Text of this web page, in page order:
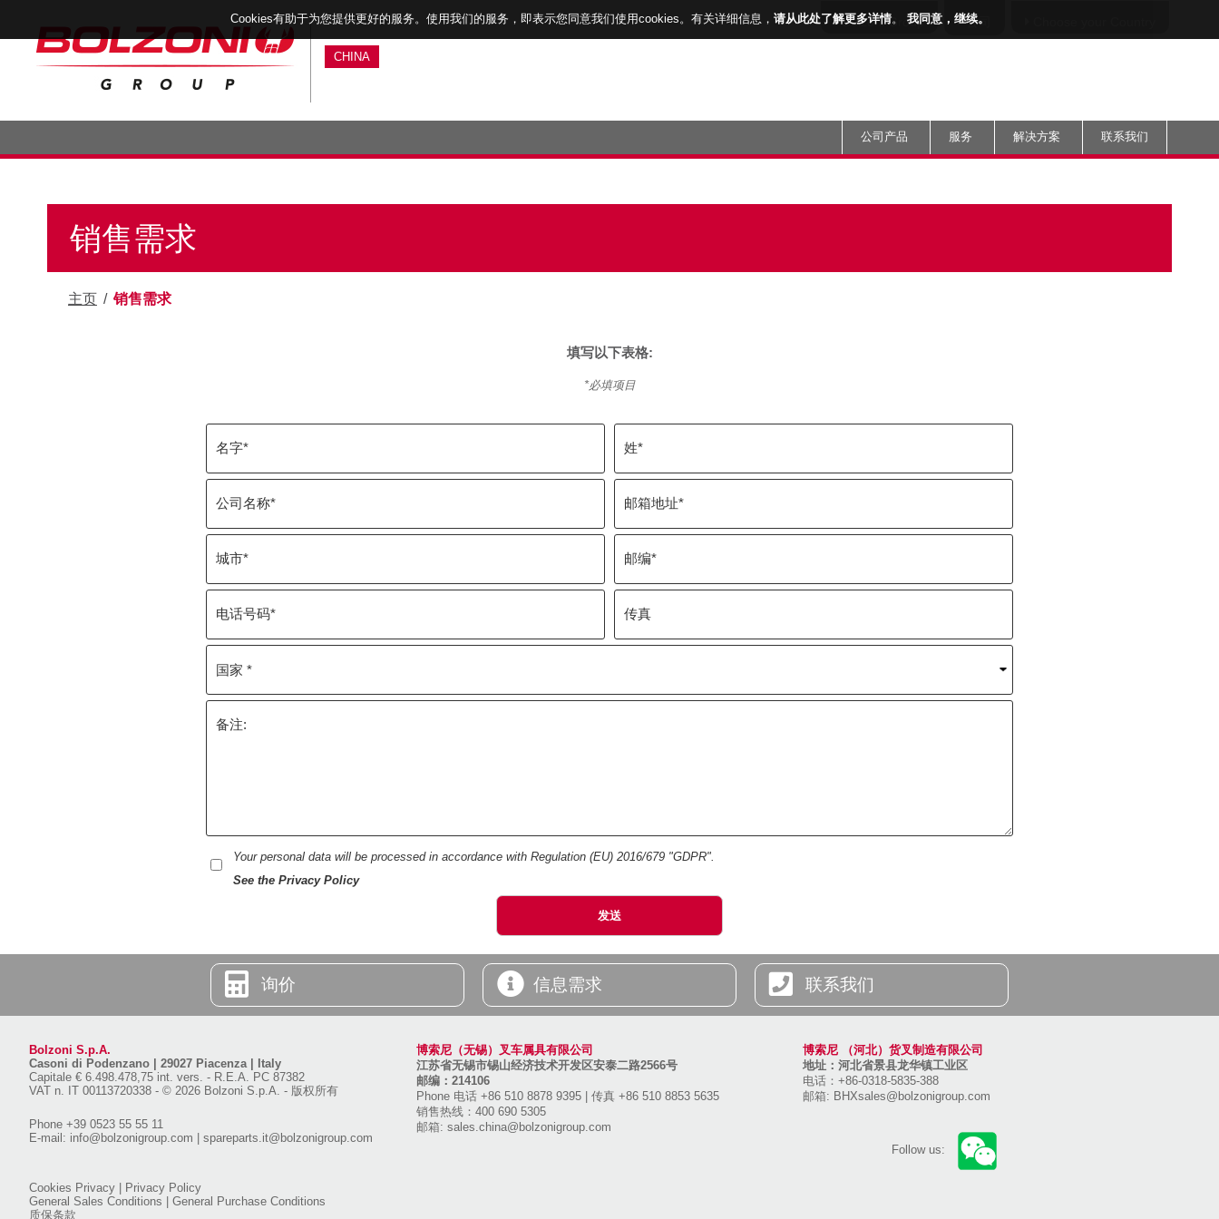
Cookies有助于为您提供更好的服务。使用我们的服务，即表示您同意我们使用cookies。有关详细信息， 请从此处了解更多详情。 我同意，继续。
Bolzoni Group 公司
CHINA
公司产品 服务 解决方案 联系我们
销售需求
主页 / 销售需求
填写以下表格:
*必填项目
Your personal data will be processed in accordance with Regulation (EU) 2016/679 "GDPR".
See the Privacy Policy
询价 信息需求 联系我们
Bolzoni S.p.A.
Casoni di Podenzano
29027 Piacenza | Italy
Capitale € 6.498.478,75 int. vers. - R.E.A. PC 87382
VAT n. IT 00113720338 - © 2026 Bolzoni S.p.A. - 版权所有
Phone +39 0523 55 55 11
E-mail: info@bolzonigroup.com spareparts.it@bolzonigroup.com
Cookies Privacy
Privacy Policy
General Sales Conditions
General Purchase Conditions
质保条款
博索尼（无锡）叉车属具有限公司
江苏省无锡市锡山经济技术开发区安泰二路2566号
邮编：214106
Phone 电话 +86 510 8878 9395| 传真 +86 510 8853 5635
销售热线：400 690 5305
邮箱: sales.china@bolzonigroup.com
博索尼 （河北）货叉制造有限公司
地址：河北省景县龙华镇工业区
电话：+86-0318-5835-388
邮箱: BHXsales@bolzonigroup.com
Follow us: